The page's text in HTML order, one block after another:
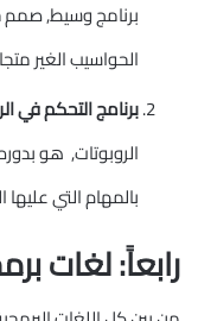
برنامج وسيط,
الحواسيب الغير
برنامج التحكم في
الروبوتات, هو
بالمهام التي
رابعاً: لغات